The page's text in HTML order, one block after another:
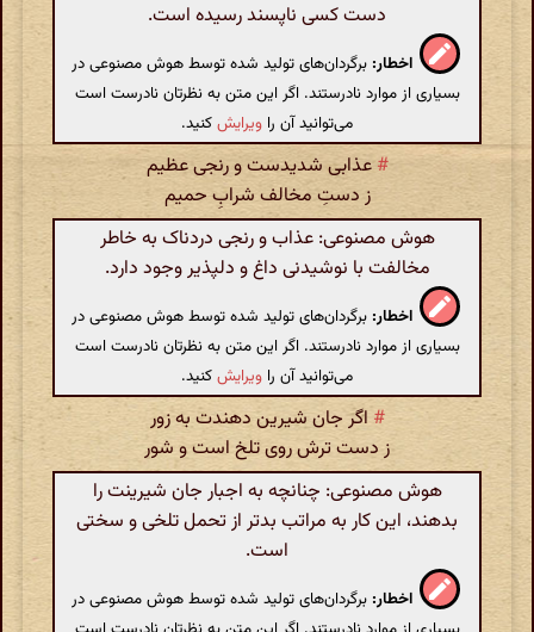
دست کسی ناپسند رسیده است.
اخطار: برگردان‌های تولید شده توسط هوش مصنوعی در
بسیاری از موارد نادرستند. اگر این متن به نظرتان نادرست است
می‌توانید آن را ویرایشکنید.
#عذابی شدیدست و رنجی عظیم
ز دستِ مخالف شرابِ حمیم
هوش مصنوعی: عذاب و رنجی دردناک به خاطر
مخالفت با نوشیدنی داغ و دلپذیر وجود دارد.
اخطار: برگردان‌های تولید شده توسط هوش مصنوعی در
بسیاری از موارد نادرستند. اگر این متن به نظرتان نادرست است
می‌توانید آن را ویرایشکنید.
# اگر جان شیرین دهندت به زور
ز دست ترش روی تلخ است و شور
هوش مصنوعی: چنانچه به اجبار جان شیرینت را
بدهند، این کار به مراتب بدتر از تحمل تلخی و سختی
است.
اخطار: برگردان‌های تولید شده توسط هوش مصنوعی در